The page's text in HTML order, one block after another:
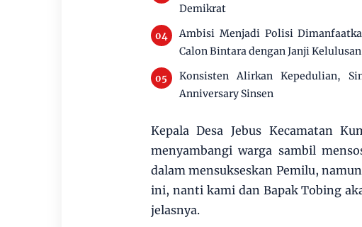
Demikrat
Ambisi Menjadi Polisi
Calon Bintara dengan Janji Kelulusan
Konsisten Alirkan Kepedulian,
Anniversary Sinsen
Kepala Desa Jebus Kecamatan
menyambangi warga sambil
dalam mensukseskan Pemilu,
ini, nanti kami dan Bapak Tobing
jelasnya.